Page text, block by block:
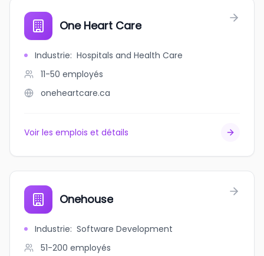
One Heart Care
Industrie: Hospitals and Health Care
11-50 employés
oneheartcare.ca
Voir les emplois et détails
Onehouse
Industrie: Software Development
51-200 employés